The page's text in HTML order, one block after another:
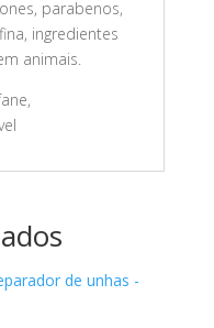
parabenos,
ingredientes
animais.